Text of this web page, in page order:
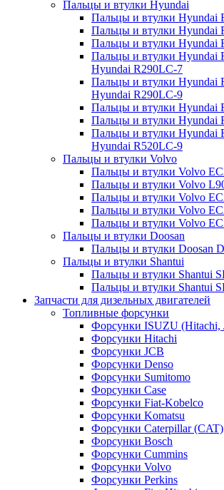
Пальцы и втулки Hyundai
Пальцы и втулки Hyundai
Пальцы и втулки Hyundai
Пальцы и втулки Hyundai
Пальцы и втулки Hyundai
Hyundai R290LC-7
Пальцы и втулки Hyundai
Hyundai R290LC-9
Пальцы и втулки Hyundai
Пальцы и втулки Hyundai
Пальцы и втулки Hyundai
Hyundai R520LC-9
Пальцы и втулки Volvo
Пальцы и втулки Volvo
Пальцы и втулки Volvo
Пальцы и втулки Volvo
Пальцы и втулки Volvo
Пальцы и втулки Volvo
Пальцы и втулки Doosan
Пальцы и втулки Doosan
Пальцы и втулки Shantui
Пальцы и втулки Shantui
Пальцы и втулки Shantui
Запчасти для дизельных двигателей
Топливные форсунки
Форсунки ISUZU (Hitachi,
Форсунки Hitachi
Форсунки JCB
Форсунки Denso
Форсунки Sumitomo
Форсунки Case
Форсунки Fiat-Kobelco
Форсунки Komatsu
Форсунки Caterpillar (CAT)
Форсунки Bosch
Форсунки Cummins
Форсунки Volvo
Форсунки Perkins